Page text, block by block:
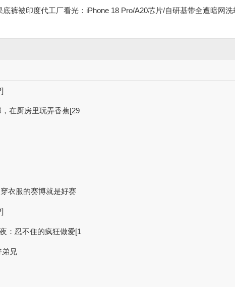
底裤被印度代工厂看光：iPhone 18 Pro/A20芯片/自研基带全遭暗网洗
在厨房里玩弄香蕉[29
衣服的赛博就是好赛
：忍不住的疯狂做爱[1
弟兄